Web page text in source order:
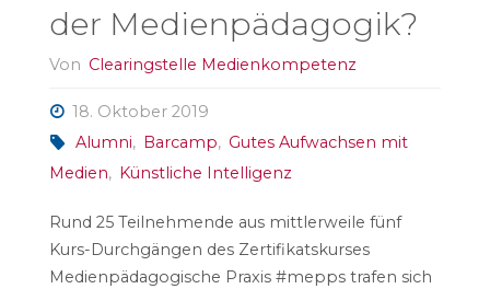
der Medienpädagogik?
Von Clearingstelle Medienkompetenz
18. Oktober 2019
Alumni, Barcamp, Gutes Aufwachsen mit
Medien, Künstliche Intelligenz
Rund 25 Teilnehmende aus mittlerweile fünf
Kurs-Durchgängen des Zertifikatskurses
Medienpädagogische Praxis #mepps trafen sich